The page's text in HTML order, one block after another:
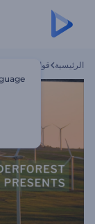
الرئيسية قوالب